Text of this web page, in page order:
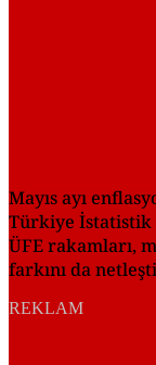
Mayıs ayı
Türkiye İstatistik
ÜFE rakamları,
farkını da
REKLAM